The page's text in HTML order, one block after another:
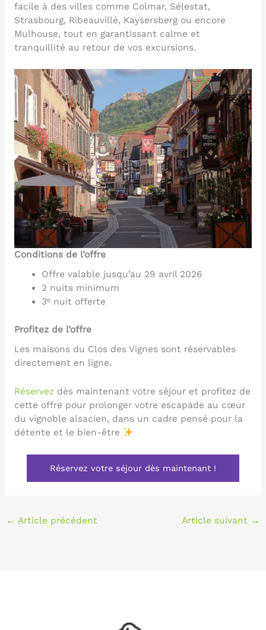
facile à des villes comme Colmar, Sélestat,
Strasbourg, Ribeauvillé, Kaysersberg ou encore
Mulhouse, tout en garantissant calme et
tranquillité au retour de vos excursions.
Conditions de l’offre
Offre valable jusqu’au 29 avril 2026
2 nuits minimum
3ᵉ nuit offerte
Profitez de l’offre
Les maisons du Clos des Vignes sont réservables
directement en ligne.
Réservezdès maintenant votre séjour et profitez de
cette offre pour prolonger votre escapade au cœur
du vignoble alsacien, dans un cadre pensé pour la
détente et le bien-être
Réservez votre séjour dès maintenant !
← Article précédent Article suivant →